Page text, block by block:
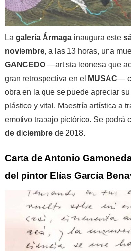
La galería Ármaga inaugura este
noviembre, a las 13 horas, una
GANCEDO —artista leonesa que
gran retrospectiva en el
MUSAC—
obra en la que se puede apreciar
plástico y vital. Maestría artística a
emotivo trabajo pictórico. Se podrá
de diciembre de 2018.
Carta de Antonio
del pintor Elías García